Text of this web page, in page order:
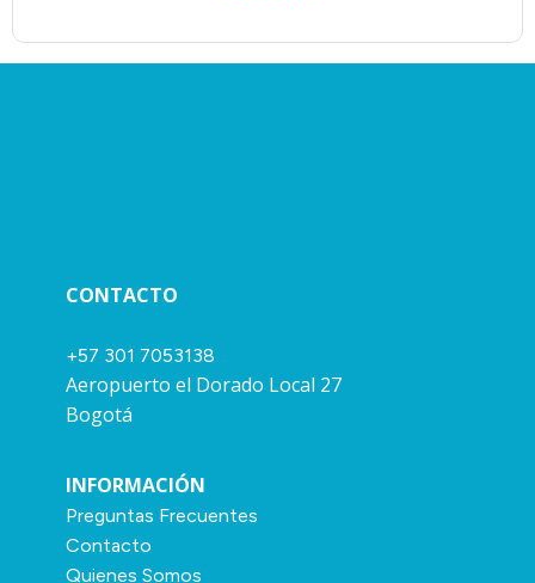
CONTACTO
+57 301 7053138
Aeropuerto el Dorado Local 27
Bogotá
INFORMACIÓN
Preguntas Frecuentes
Contacto
Quienes Somos